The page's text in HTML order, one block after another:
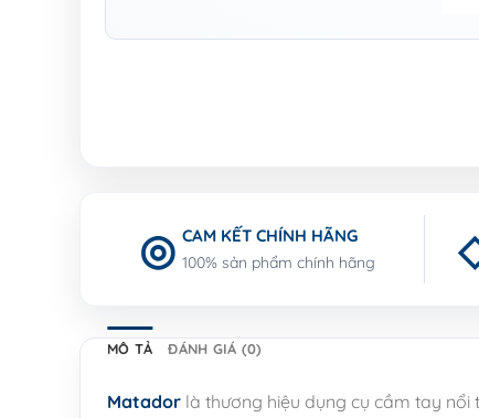
CAM KẾT CHÍNH HÃNG
100% sản phẩm chính hãng
MÔ TẢ ĐÁNH GIÁ (0)
Matador là thương hiệu dụng cụ cầm tay